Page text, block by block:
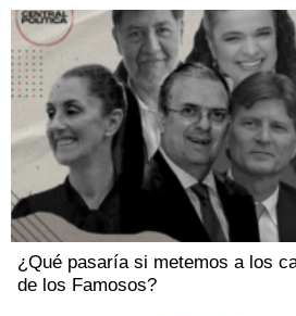
¿Qué pasaría si metemos a los
de los Famosos?